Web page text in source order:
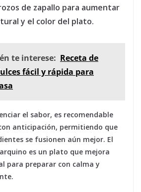
de zapallo para aumentar
y el color del plato.
te interese: Receta de
fácil y rápida para
el sabor, es recomendable
anticipación, permitiendo que
se fusionen aún mejor. El
es un plato que mejora
para preparar con calma y